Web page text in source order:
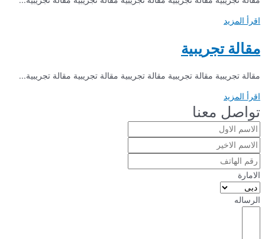
اقرأ المزيد
مقالة تجريبية
مقالة تجريبية مقالة تجريبية مقالة تجريبية مقالة تجريبية مقالة تجريبية...
اقرأ المزيد
تواصل معنا
الامارة
الرساله